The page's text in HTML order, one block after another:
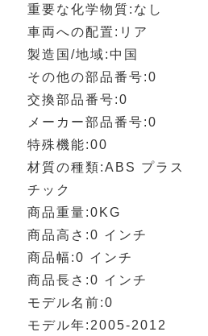
重要な化学物質:なし
車両への配置:リア
製造国/地域:中国
その他の部品番号:0
交換部品番号:0
メーカー部品番号:0
特殊機能:00
材質の種類:ABS プラス
チック
商品重量:0KG
商品高さ:0 インチ
商品幅:0 インチ
商品長さ:0 インチ
モデル名前:0
モデル年:2005-2012